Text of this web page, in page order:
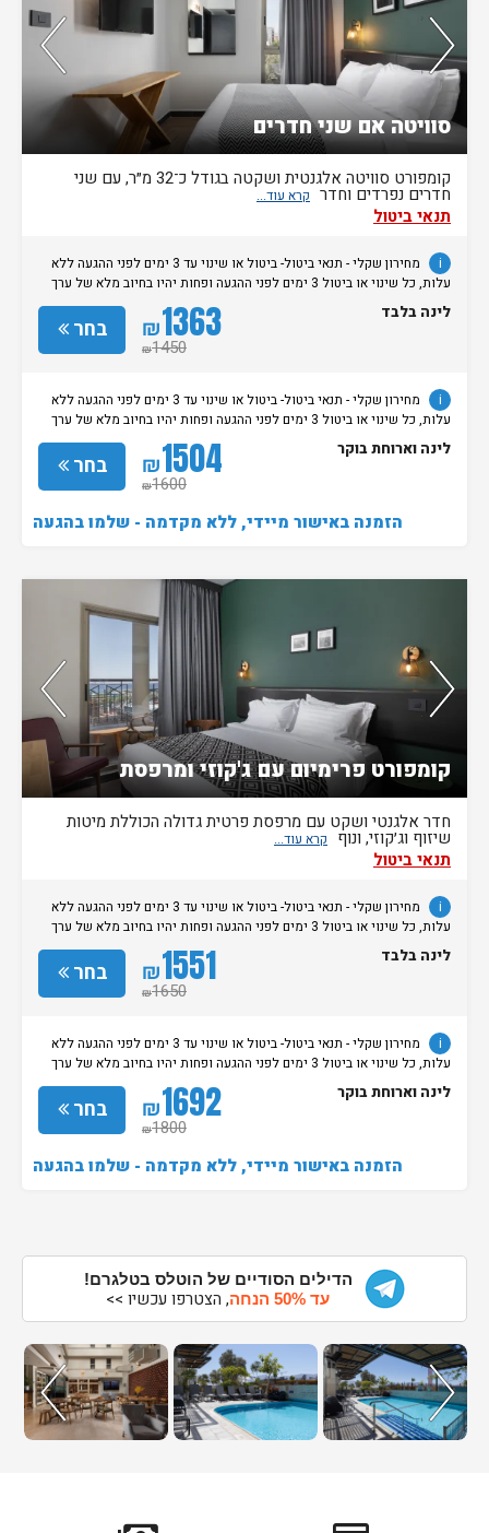
סוויטה אם שני חדרים
קומפורט סוויטה אלגנטית ושקטה בגודל כ־32 מ״ר, עם שני
חדרים נפרדים וחדר
תנאי ביטול
i
מחירון שקלי - תנאי ביטול- ביטול או שינוי עד 3 ימים לפני ההגעה ללא
עלות, כל שינוי או ביטול 3 ימים לפני ההגעה ופחות יהיו בחיוב מלא של ערך
ההזמנה.
בחר ₪1363
₪1450
לינה בלבד
i
מחירון שקלי - תנאי ביטול- ביטול או שינוי עד 3 ימים לפני ההגעה ללא
עלות, כל שינוי או ביטול 3 ימים לפני ההגעה ופחות יהיו בחיוב מלא של ערך
ההזמנה.
בחר ₪1504
₪1600
לינה וארוחת בוקר
הזמנה באישור מיידי, ללא מקדמה - שלמו בהגעה
קומפורט פרימיום עם ג'קוזי ומרפסת
חדר אלגנטי ושקט עם מרפסת פרטית גדולה הכוללת מיטות
שיזוף וג׳קוזי, ונוף
תנאי ביטול
i
מחירון שקלי - תנאי ביטול- ביטול או שינוי עד 3 ימים לפני ההגעה ללא
עלות, כל שינוי או ביטול 3 ימים לפני ההגעה ופחות יהיו בחיוב מלא של ערך
ההזמנה.
בחר ₪1551
₪1650
לינה בלבד
i
מחירון שקלי - תנאי ביטול- ביטול או שינוי עד 3 ימים לפני ההגעה ללא
עלות, כל שינוי או ביטול 3 ימים לפני ההגעה ופחות יהיו בחיוב מלא של ערך
ההזמנה.
בחר ₪1692
₪1800
לינה וארוחת בוקר
הזמנה באישור מיידי, ללא מקדמה - שלמו בהגעה
הדילים הסודיים של הוטלס בטלגרם!
עד 50% הנחה
, הצטרפו עכשיו >>